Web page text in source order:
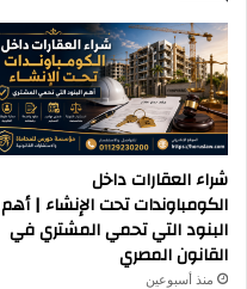
شراء العقارات داخل
الكومباوندات تحت الإنشاء | أهم
البنود التي تحمي المشتري في
القانون المصري
منذ أسبوعين